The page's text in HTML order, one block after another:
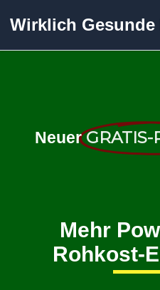
Wirklich
NeuerGRATIS-
Mehr
Rohkost-